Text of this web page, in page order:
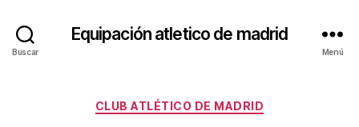
Buscar
Equipación atletico de madrid
Menú
Categorías
CLUB ATLÉTICO DE MADRID